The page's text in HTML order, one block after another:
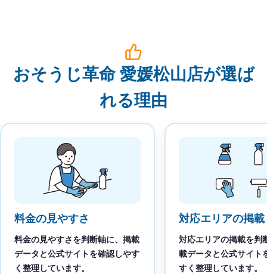
おそうじ革命 愛媛松山店が選ば
れる理由
料金の見やすさ
料金の見やすさを判断軸に、掲載
データと公式サイトを確認しやす
く整理しています。
対応エリアの掲載
対応エリアの掲載を判
載データと公式サイト
すく整理しています。